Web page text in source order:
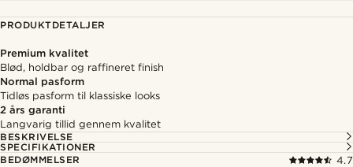
PRODUKTDETALJER
Premium kvalitet
Blød, holdbar og raffineret finish
Normal pasform
Tidløs pasform til klassiske looks
2 års garanti
Langvarig tillid gennem kvalitet
BESKRIVELSE
SPECIFIKATIONER
BEDØMMELSER
4.7